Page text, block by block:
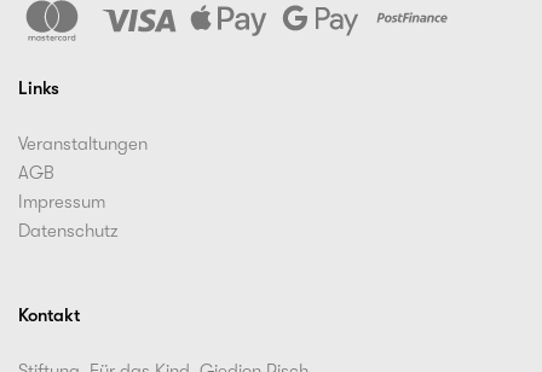
Links
Veranstaltungen
AGB
Impressum
Datenschutz
Kontakt